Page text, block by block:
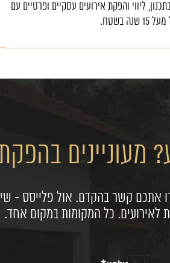
ליווי והפקת אירועים עסקיים ופרטיים עם
שנה בשטח.
מעוניינים
אתכם קשר בהקדם. אול פלייסס -
לאירועים. כל המקומות במקום אחד.